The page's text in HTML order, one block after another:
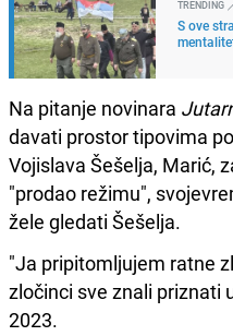
TRENDING
S ove
Na pitanje novinara
davati prostor tipovima
Vojislava Šešelja, Marić,
"prodao režimu",
žele gledati Šešelja.
"Ja pripitomljujem ratne
zločinci sve znali priznati
2023.